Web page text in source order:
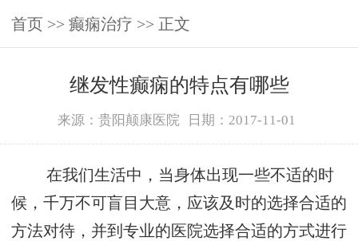
首页 >> 癫痫治疗 >> 正文
继发性癫痫的特点有哪些
来源：贵阳颠康医院 日期：2017-11-01
在我们生活中，当身体出现一些不适的时
候，千万不可盲目大意，应该及时的选择合适的
方法对待，并到专业的医院选择合适的方式进行